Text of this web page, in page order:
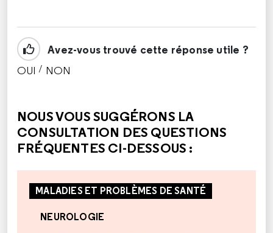
Avez-vous trouvé cette réponse utile ?
OUI / NON
NOUS VOUS SUGGÉRONS LA
CONSULTATION DES QUESTIONS
FRÉQUENTES CI-DESSOUS :
MALADIES ET PROBLÈMES DE SANTÉ
NEUROLOGIE